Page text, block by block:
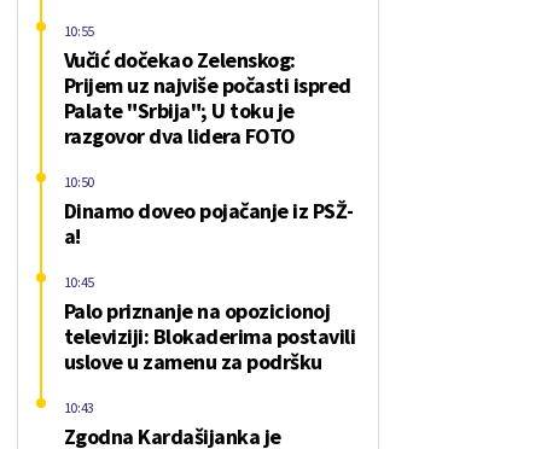
Vučić dočekao Zelenskog:
Prijem uz najviše počasti ispred
Palate "Srbija"; U toku je
razgovor dva lidera FOTO
10:55
Dinamo doveo pojačanje iz PSŽ-
a!
10:50
Palo priznanje na opozicionoj
televiziji: Blokaderima postavili
uslove u zamenu za podršku
10:45
Zgodna Kardašijanka je
10:43